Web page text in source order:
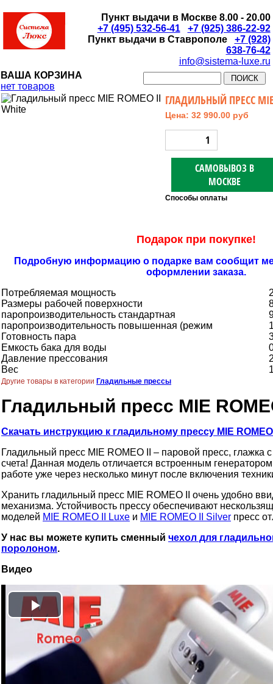
Пункт выдачи в Москве 8.00 - 20.00
+7 (495) 532-56-41
+7 (925) 386-22-92
Пункт выдачи в Ставрополе
+7 (928)
638-76-42
info@sistema-luxe.ru
ВАША КОРЗИНА
нет товаров
ГЛАДИЛЬНЫЙ ПРЕСС MIE
Цена: 32 990.00 руб
САМОВЫВОЗ В
МОСКВЕ
Способы оплаты
Подарок при покупке!
Подробную информацию о подарке вам сообщит
оформлении заказа.
Потребляемая мощность
Размеры рабочей поверхности
паропроизводительность стандартная
паропроизводительность повышенная (режим
Готовность пара
Емкость бака для воды
Давление прессования
Вес
Другие товары в категории Гладильные прессы
Гладильный пресс MIE
Скачать инструкцию к гладильному прессу MIE
Гладильный пресс MIE ROMEO II – паровой пресс, глажка
счета! Данная модель отличается встроенным
работе уже через несколько минут после включения
Хранить гладильный пресс MIE ROMEO II очень удобно
механизма. Устойчивость прессу обеспечивают
моделей MIE ROMEO II Luxe и MIE ROMEO II Silver пресс
У нас вы можете купить сменный чехол для
поролоном.
Видео
Play
Video